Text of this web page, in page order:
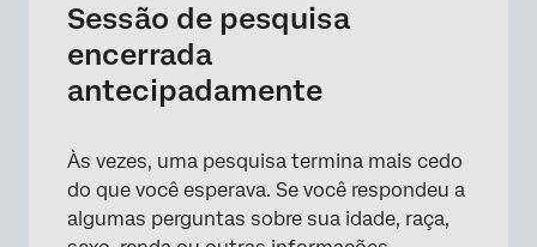
×
Sessão de pesquisa
encerrada
antecipadamente
Às vezes, uma pesquisa termina mais cedo
do que você esperava. Se você respondeu a
algumas perguntas sobre sua idade, raça,